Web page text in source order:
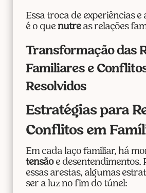
Essa troca de experiências
é o que nutreas relações
Transformação das
Familiares e
Resolvidos
Estratégias para
Conflitos em
Em cada laço familiar, há
tensãoe desentendimentos.
essas arestas, algumas
ser a luz no fim do túnel: